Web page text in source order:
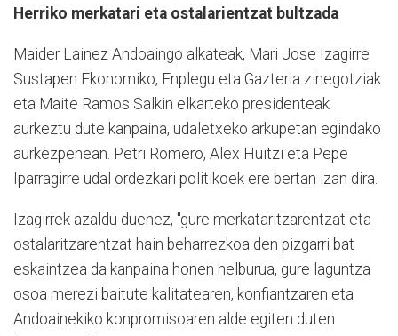
Herriko merkatari eta ostalarientzat bultzada
Maider Lainez Andoaingo alkateak, Mari Jose Izagirre
Sustapen Ekonomiko, Enplegu eta Gazteria zinegotziak
eta Maite Ramos Salkin elkarteko presidenteak
aurkeztu dute kanpaina, udaletxeko arkupetan egindako
aurkezpenean. Petri Romero, Alex Huitzi eta Pepe
Iparragirre udal ordezkari politikoek ere bertan izan dira.
Izagirrek azaldu duenez, "gure merkataritzarentzat eta
ostalaritzarentzat hain beharrezkoa den pizgarri bat
eskaintzea da kanpaina honen helburua, gure laguntza
osoa merezi baitute kalitatearen, konfiantzaren eta
Andoainekiko konpromisoaren alde egiten duten